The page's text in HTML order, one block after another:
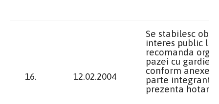
16. 12.02.2004
Se stabilesc
interes public la
recomanda
pazei cu
conform anexei
parte integranta
prezenta